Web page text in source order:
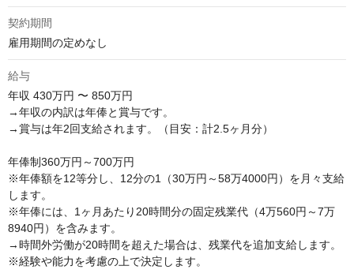
契約期間
雇用期間の定めなし
給与
年収 430万円 〜 850万円
→年収の内訳は年俸と賞与です。
→賞与は年2回支給されます。（目安：計2.5ヶ月分）
年俸制360万円～700万円
※年俸額を12等分し、12分の1（30万円～58万4000円）を月々支給
します。
※年俸には、1ヶ月あたり20時間分の固定残業代（4万560円～7万
8940円）を含みます。
→時間外労働が20時間を超えた場合は、残業代を追加支給します。
※経験や能力を考慮の上で決定します。